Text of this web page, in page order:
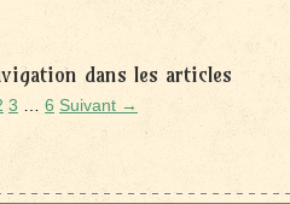
dans les articles
3 6 Suivant →